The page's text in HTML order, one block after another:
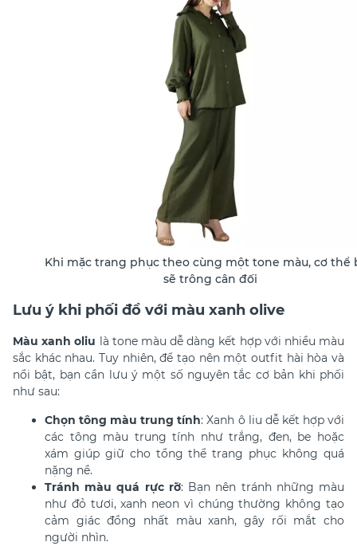
Khi mặc trang phục theo cùng một tone màu, cơ thể
sẽ trông cân đối
Lưu ý khi phối đồ với màu xanh olive
Màu xanh oliu là tone màu dễ dàng kết hợp với nhiều màu
sắc khác nhau. Tuy nhiên, để tạo nên một outfit hài hòa và
nổi bật, bạn cần lưu ý một số nguyên tắc cơ bản khi phối
như sau:
Chọn tông màu trung tính: Xanh ô liu dễ kết hợp với
các tông màu trung tính như trắng, đen, be hoặc
xám giúp giữ cho tổng thể trang phục không quá
nặng nề.
Tránh màu quá rực rỡ: Bạn nên tránh những màu
như đỏ tươi, xanh neon vì chúng thường không tạo
cảm giác đồng nhất màu xanh, gây rối mắt cho
người nhìn.